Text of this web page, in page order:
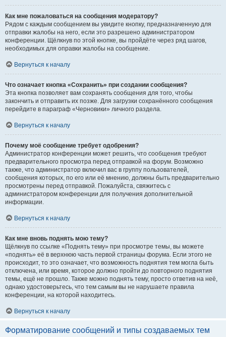
Как мне пожаловаться на сообщения модератору?
Рядом с каждым сообщением вы увидите кнопку, предназначенную для
отправки жалобы на него, если это разрешено администратором
конференции. Щёлкнув по этой кнопке, вы пройдёте через ряд шагов,
необходимых для оправки жалобы на сообщение.
Вернуться к началу
Что означает кнопка «Сохранить» при создании сообщения?
Эта кнопка позволяет вам сохранять сообщения для того, чтобы
закончить и отправить их позже. Для загрузки сохранённого сообщения
перейдите в параграф «Черновики» личного раздела.
Вернуться к началу
Почему моё сообщение требует одобрения?
Администратор конференции может решить, что сообщения требуют
предварительного просмотра перед отправкой на форум. Возможно
также, что администратор включил вас в группу пользователей,
сообщения которых, по его или её мнению, должны быть предварительно
просмотрены перед отправкой. Пожалуйста, свяжитесь с
администратором конференции для получения дополнительной
информации.
Вернуться к началу
Как мне вновь поднять мою тему?
Щёлкнув по ссылке «Поднять тему» при просмотре темы, вы можете
«поднять» её в верхнюю часть первой страницы форума. Если этого не
происходит, то это означает, что возможность поднятия тем могла быть
отключена, или время, которое должно пройти до повторного поднятия
темы, ещё не прошло. Также можно поднять тему, просто ответив на неё,
однако удостоверьтесь, что тем самым вы не нарушаете правила
конференции, на которой находитесь.
Вернуться к началу
Форматирование сообщений и типы создаваемых тем